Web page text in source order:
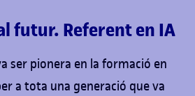
futur. Referent en IA
ser pionera en la formació en
a tota una generació que va